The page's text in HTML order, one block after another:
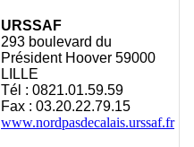
URSSAF
293 boulevard du
Président Hoover 59000
LILLE
Tél : 0821.01.59.59
Fax : 03.20.22.79.15
www.nordpasdecalais.urssaf.fr